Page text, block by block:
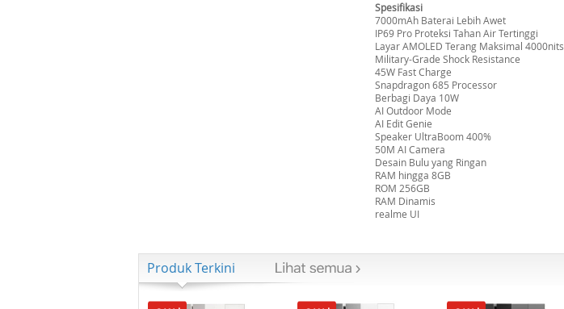
Spesifikasi
7000mAh Baterai Lebih Awet
IP69 Pro Proteksi Tahan Air Tertinggi
Layar AMOLED Terang Maksimal 4000nits
Military-Grade Shock Resistance
45W Fast Charge
Snapdragon 685 Processor
Berbagi Daya 10W
AI Outdoor Mode
AI Edit Genie
Speaker UltraBoom 400%
50M AI Camera
Desain Bulu yang Ringan
RAM hingga 8GB
ROM 256GB
RAM Dinamis
realme UI
Produk Terkini